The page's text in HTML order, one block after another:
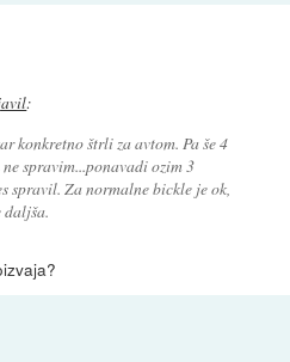
:
konkretno štrli za avtom. Pa še 4
spravim...ponavadi ozim 3
spravil. Za normalne bickle je ok,
daljša.